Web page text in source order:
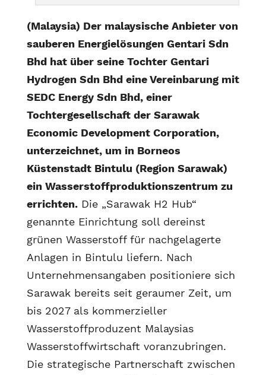
(Malaysia) Der malaysische Anbieter von
sauberen Energielösungen Gentari Sdn
Bhd hat über seine Tochter Gentari
Hydrogen Sdn Bhd eine Vereinbarung mit
SEDC Energy Sdn Bhd, einer
Tochtergesellschaft der Sarawak
Economic Development Corporation,
unterzeichnet, um in Borneos
Küstenstadt Bintulu (Region Sarawak)
ein Wasserstoffproduktionszentrum zu
errichten.Die „Sarawak H2 Hub“
genannte Einrichtung soll dereinst
grünen Wasserstoff für nachgelagerte
Anlagen in Bintulu liefern. Nach
Unternehmensangaben positioniere sich
Sarawak bereits seit geraumer Zeit, um
bis 2027 als kommerzieller
Wasserstoffproduzent Malaysias
Wasserstoffwirtschaft voranzubringen.
Die strategische Partnerschaft zwischen